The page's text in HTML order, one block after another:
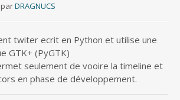
parDRAGNUCS
twiter ecrit en Python et utilise une
GTK+ (PyGTK)
seulement de vooire la timeline et
en phase de développement.